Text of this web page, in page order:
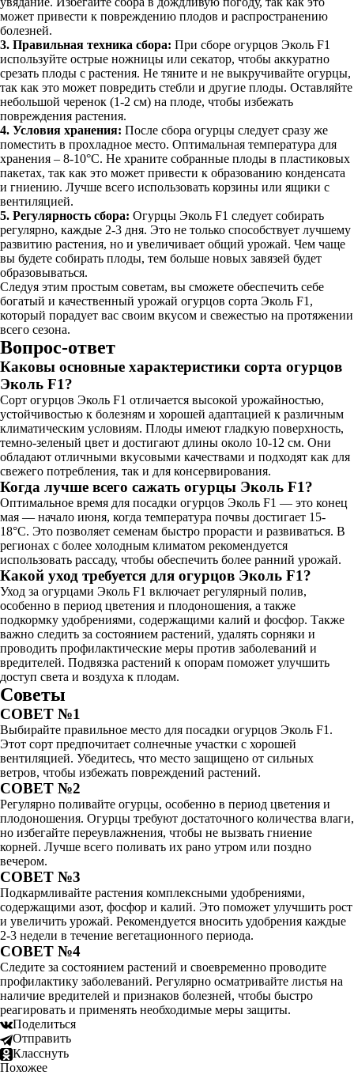
может привести к повреждению плодов и распространению
болезней.
3. Правильная техника сбора: При сборе огурцов Эколь F1
используйте острые ножницы или секатор, чтобы аккуратно
срезать плоды с растения. Не тяните и не выкручивайте огурцы,
так как это может повредить стебли и другие плоды. Оставляйте
небольшой черенок (1-2 см) на плоде, чтобы избежать
повреждения растения.
4. Условия хранения: После сбора огурцы следует сразу же
поместить в прохладное место. Оптимальная температура для
хранения – 8-10°C. Не храните собранные плоды в пластиковых
пакетах, так как это может привести к образованию конденсата
и гниению. Лучше всего использовать корзины или ящики с
вентиляцией.
5. Регулярность сбора: Огурцы Эколь F1 следует собирать
регулярно, каждые 2-3 дня. Это не только способствует лучшему
развитию растения, но и увеличивает общий урожай. Чем чаще
вы будете собирать плоды, тем больше новых завязей будет
образовываться.
Следуя этим простым советам, вы сможете обеспечить себе
богатый и качественный урожай огурцов сорта Эколь F1,
который порадует вас своим вкусом и свежестью на протяжении
всего сезона.
Вопрос-ответ
Каковы основные характеристики сорта огурцов
Эколь F1?
Сорт огурцов Эколь F1 отличается высокой урожайностью,
устойчивостью к болезням и хорошей адаптацией к различным
климатическим условиям. Плоды имеют гладкую поверхность,
темно-зеленый цвет и достигают длины около 10-12 см. Они
обладают отличными вкусовыми качествами и подходят как для
свежего потребления, так и для консервирования.
Когда лучше всего сажать огурцы Эколь F1?
Оптимальное время для посадки огурцов Эколь F1 — это конец
мая — начало июня, когда температура почвы достигает 15-
18°C. Это позволяет семенам быстро прорасти и развиваться. В
регионах с более холодным климатом рекомендуется
использовать рассаду, чтобы обеспечить более ранний урожай.
Какой уход требуется для огурцов Эколь F1?
Уход за огурцами Эколь F1 включает регулярный полив,
особенно в период цветения и плодоношения, а также
подкормку удобрениями, содержащими калий и фосфор. Также
важно следить за состоянием растений, удалять сорняки и
проводить профилактические меры против заболеваний и
вредителей. Подвязка растений к опорам поможет улучшить
доступ света и воздуха к плодам.
Советы
СОВЕТ №1
Выбирайте правильное место для посадки огурцов Эколь F1.
Этот сорт предпочитает солнечные участки с хорошей
вентиляцией. Убедитесь, что место защищено от сильных
ветров, чтобы избежать повреждений растений.
СОВЕТ №2
Регулярно поливайте огурцы, особенно в период цветения и
плодоношения. Огурцы требуют достаточного количества влаги,
но избегайте переувлажнения, чтобы не вызвать гниение
корней. Лучше всего поливать их рано утром или поздно
вечером.
СОВЕТ №3
Подкармливайте растения комплексными удобрениями,
содержащими азот, фосфор и калий. Это поможет улучшить рост
и увеличить урожай. Рекомендуется вносить удобрения каждые
2-3 недели в течение вегетационного периода.
СОВЕТ №4
Следите за состоянием растений и своевременно проводите
профилактику заболеваний. Регулярно осматривайте листья на
наличие вредителей и признаков болезней, чтобы быстро
реагировать и применять необходимые меры защиты.
Поделиться
Отправить
Класснуть
Похожее